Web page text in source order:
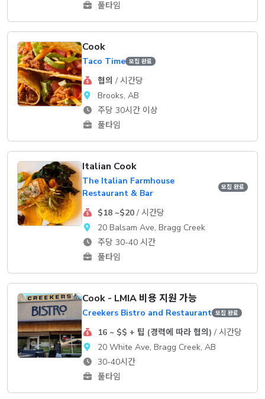
풀타임
Cook
Taco Time 모집 완료
협의 / 시간당
Brooks, AB
주당 30시간 이상
풀타임
Italian Cook
The Italian Farmhouse
Restaurant & Bar
모집 완료
$18 ~$20/ 시간당
20 Balsam Ave, Bragg Creek
주당 30-40 시간
풀타임
Cook - LMIA 비용 지원 가능
Creekers Bistro and Restaurant 모집 완료
16 ~ $$ + 팁 (경력에 따라 협의) / 시간당
20 White Ave, Bragg Creek, AB
30-40시간
풀타임